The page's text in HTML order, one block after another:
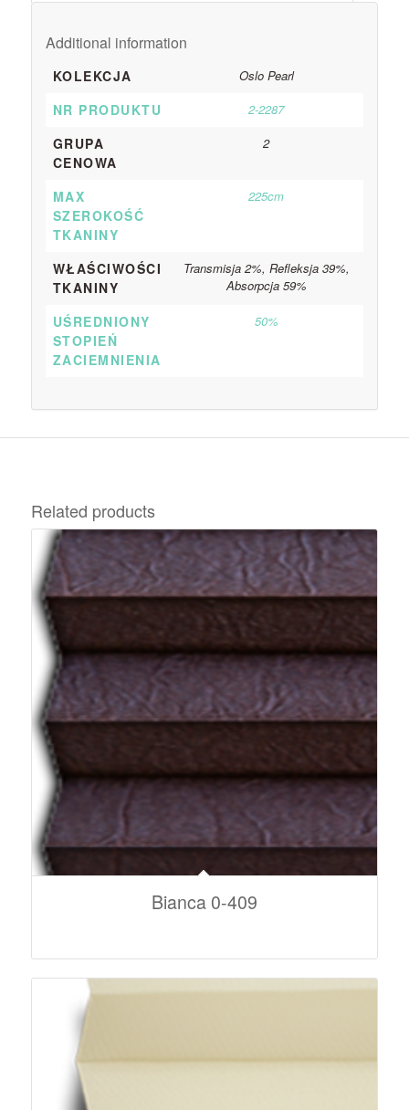
Additional information
KOLEKCJA Oslo Pearl
NR PRODUKTU 2-2287
GRUPA
CENOWA
2
MAX
SZEROKOŚĆ
TKANINY
225cm
WŁAŚCIWOŚCI
TKANINY
Transmisja 2%, Refleksja 39%,
Absorpcja 59%
UŚREDNIONY
STOPIEŃ
ZACIEMNIENIA
50%
Related products
Bianca 0-409